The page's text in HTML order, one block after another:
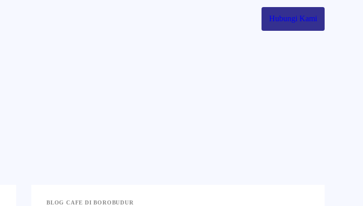
Cart Belanjaan Kontak
Hubungi Kami
BLOG CAFE DI BOROBUDUR